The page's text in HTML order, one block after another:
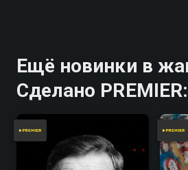
Ещё новинки в
Сделано